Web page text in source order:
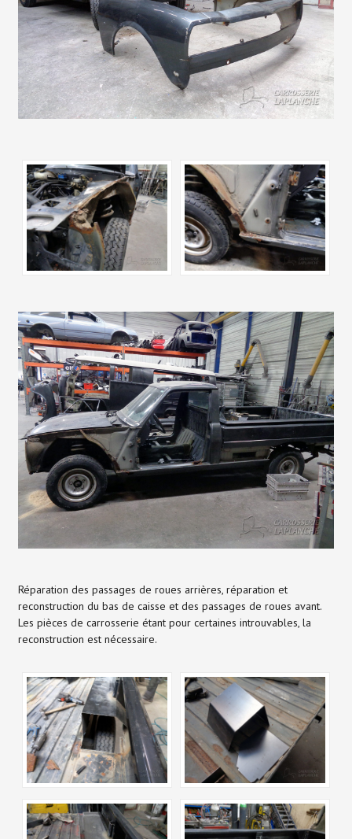
Réparation des passages de roues arrières, réparation et
reconstruction du bas de caisse et des passages de roues avant.
Les pièces de carrosserie étant pour certaines introuvables, la
reconstruction est nécessaire.